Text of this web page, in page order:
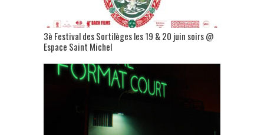
3è Festival des Sortilèges les 19 & 20 juin soirs @
Espace Saint Michel